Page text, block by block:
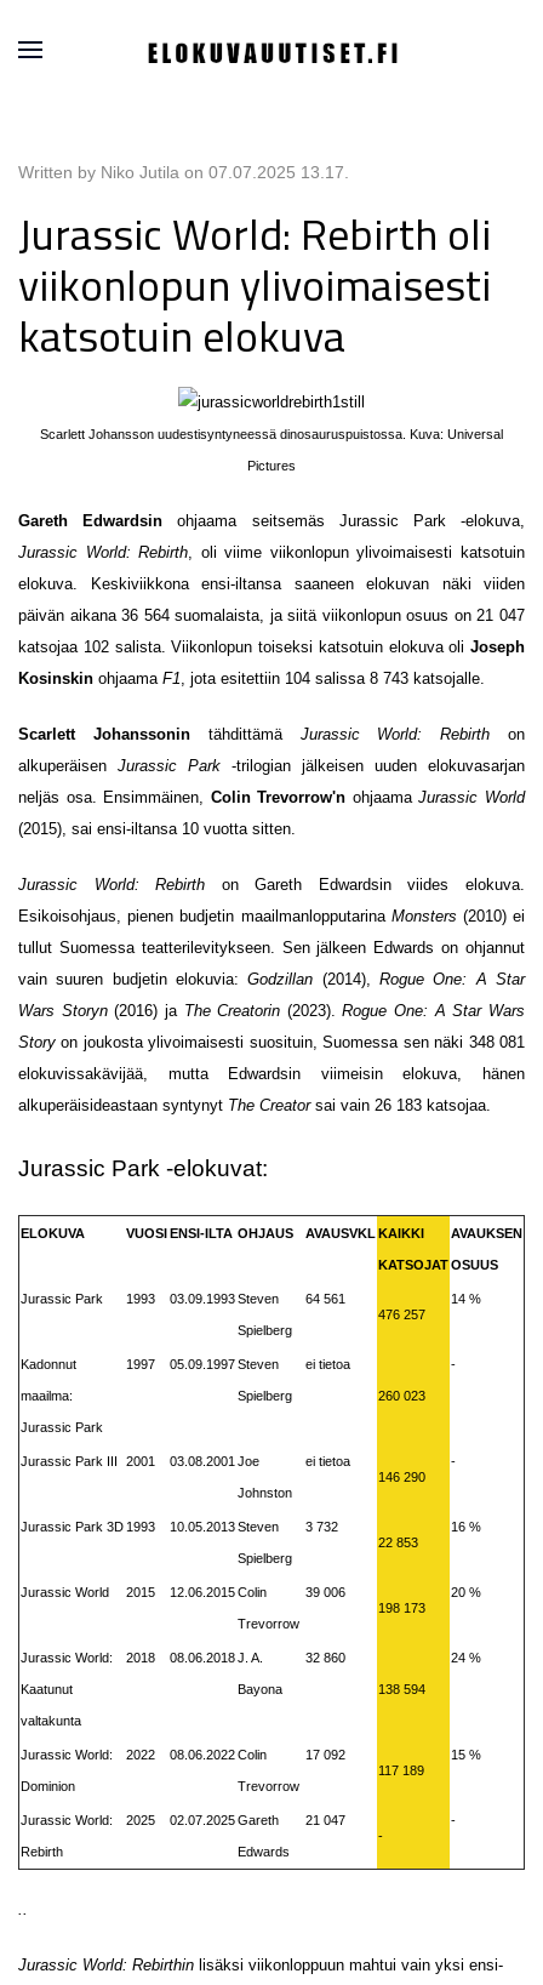
Written by Niko Jutila on 07.07.2025 13.17
Jurassic World: Rebirth oli
viikonlopun ylivoimaisesti
katsotuin elokuva
Scarlett Johansson uudestisyntyneessä dinosauruspuistossa. Kuva: Universal
Pictures
Gareth Edwardsin ohjaama seitsemäs Jurassic Park -elokuva,
Jurassic World: Rebirth , oli viime viikonlopun ylivoimaisesti katsotuin
elokuva. Keskiviikkona ensi-iltansa saaneen elokuvan näki viiden
päivän aikana 36 564 suomalaista, ja siitä viikonlopun osuus on 21 047
katsojaa 102 salista. Viikonlopun toiseksi katsotuin elokuva oli Joseph
Kosinskin ohjaama F1 , jota esitettiin 104 salissa 8 743 katsojalle.
Scarlett Johanssonintähdittämä Jurassic World: Rebirth on
alkuperäisen Jurassic Park -trilogian jälkeisen uuden elokuvasarjan
neljäs osa. Ensimmäinen, Colin Trevorrow'n ohjaamaJurassic World
(2015), sai ensi-iltansa 10 vuotta sitten.
Jurassic World: Rebirth on Gareth Edwardsin viides elokuva.
Esikoisohjaus, pienen budjetin maailmanlopputarina Monsters (2010) ei
tullut Suomessa teatterilevitykseen. Sen jälkeen Edwards on ohjannut
vain suuren budjetin elokuvia:Godzillan (2014),Rogue One: A Star
Wars Storyn(2016) ja The Creatorin (2023).Rogue One: A Star Wars
Story on joukosta ylivoimaisesti suosituin, Suomessa sen näki 348 081
elokuvissakävijää, mutta Edwardsin viimeisin elokuva, hänen
alkuperäisideastaan syntynyt The Creatorsai vain 26 183 katsojaa.
Jurassic Park -elokuvat:
ELOKUVA VUOSIENSI-ILTA OHJAUS AVAUSVKL KAIKKI
KATSOJAT
AVAUKSEN
OSUUS
Jurassic Park 1993 03.09.1993Steven
Spielberg
64 561
476 257
14 %
Kadonnut
maailma:
Jurassic Park
1997 05.09.1997Steven
Spielberg
ei tietoa
260 023
-
Jurassic Park III 2001 03.08.2001 Joe
Johnston
ei tietoa
146 290
-
Jurassic Park 3D 1993 10.05.2013Steven
Spielberg
3 732
22 853
16 %
Jurassic World 2015 12.06.2015Colin
Trevorrow
39 006
198 173
20 %
Jurassic World:
Kaatunut
valtakunta
2018 08.06.2018J. A.
Bayona
32 860
138 594
24 %
Jurassic World:
Dominion
2022 08.06.2022Colin
Trevorrow
17 092
117 189
15 %
Jurassic World:
Rebirth
2025 02.07.2025Gareth
Edwards
21 047
-
-
Jurassic World: Rebirthin lisäksi viikonloppuun mahtui vain yksi ensi-